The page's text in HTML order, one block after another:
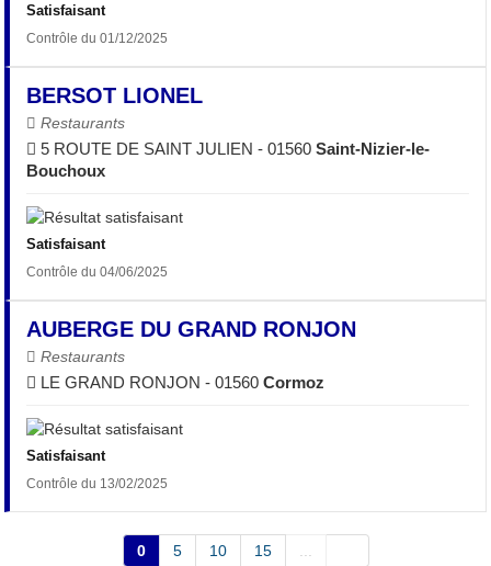
Satisfaisant
Contrôle du 01/12/2025
BERSOT LIONEL
Restaurants
5 ROUTE DE SAINT JULIEN - 01560Saint-Nizier-le-
Bouchoux
Satisfaisant
Contrôle du 04/06/2025
AUBERGE DU GRAND RONJON
Restaurants
LE GRAND RONJON - 01560Cormoz
Satisfaisant
Contrôle du 13/02/2025
0 5 10 15 ...